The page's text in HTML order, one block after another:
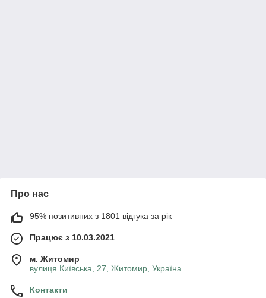
Про нас
95% позитивних з 1801 відгука за рік
Працює з 10.03.2021
м. Житомир
вулиця Київська, 27, Житомир, Україна
Контакти